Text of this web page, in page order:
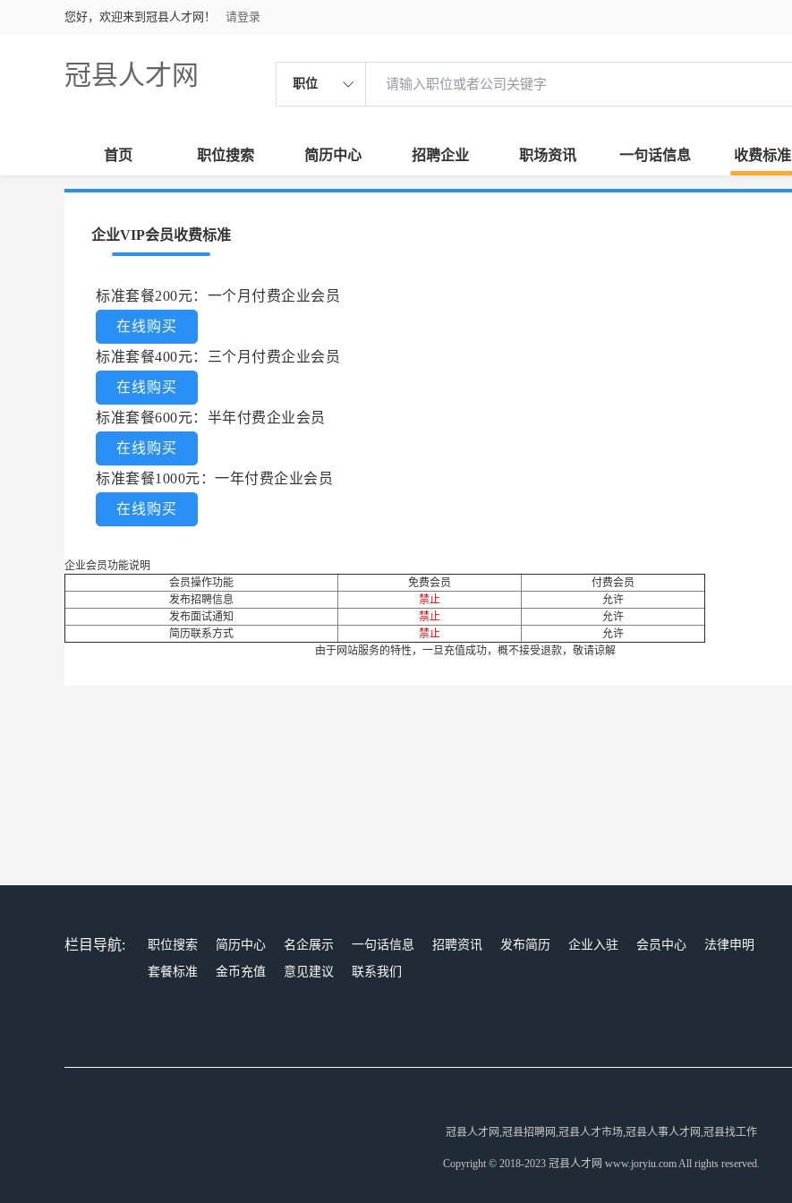
您好，欢迎来到冠县人才网！ 请登录
冠县人才网 职位
首页 职位搜索 简历中心 招聘企业 职场资讯 一句话信息 收费标准
企业VIP会员收费标准
标准套餐200元：一个月付费企业会员
在线购买
标准套餐400元：三个月付费企业会员
在线购买
标准套餐600元：半年付费企业会员
在线购买
标准套餐1000元：一年付费企业会员
在线购买
企业会员功能说明
会员操作功能
免费会员
付费会员
发布招聘信息
禁止
允许
发布面试通知
禁止
允许
简历联系方式
禁止
允许
由于网站服务的特性，一旦充值成功，概不接受退款，敬请谅解
栏目导航: 职位搜索 简历中心 名企展示 一句话信息 招聘资讯 发布简历 企业入驻 会员中心
法律申明
套餐标准
金币充值 意见建议 联系我们
冠县人才网,冠县招聘网,冠县人才市场,冠县人事人才网,冠县找工作
Copyright © 2018-2023 冠县人才网 www.joryiu.com All rights reserved.